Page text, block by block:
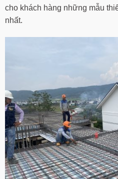
cho khách hàng những mẫu
nhất.